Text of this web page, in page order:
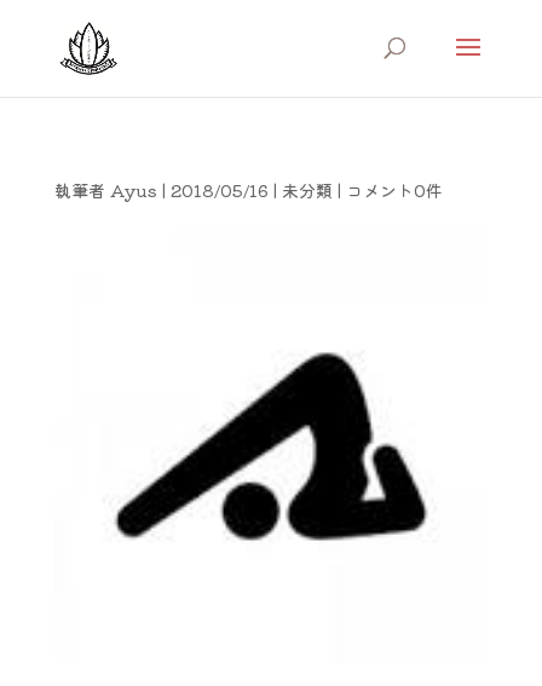
執筆者 Ayus | 2018/05/16 | 未分類 | コメント0件